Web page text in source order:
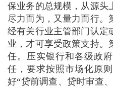
保业务的总规模，从源头
尽力而为，又量力而行。
经有关行业主管部门认定
业，才可享受政策支持。
任。压实银行和各级政
任，要求按照市场化原
好“贷前调查、贷时审查